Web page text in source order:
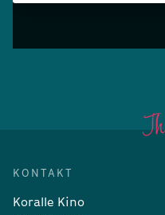
KONTAKT
Koralle Kino